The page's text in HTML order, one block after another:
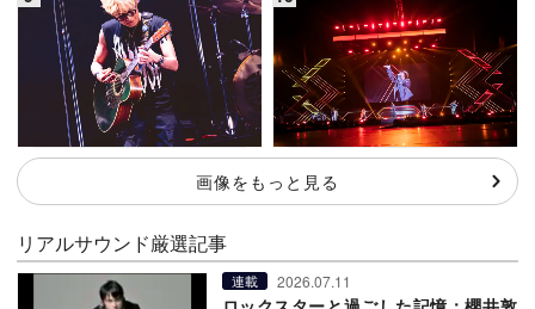
画像をもっと見る
リアルサウンド厳選記事
連載 2026.07.11